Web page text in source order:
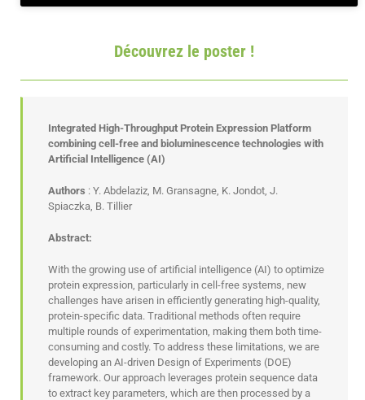
Découvrez le poster !
Integrated High-Throughput Protein Expression Platform
combining cell-free and bioluminescence technologies with
Artificial Intelligence (AI)
Authors : Y. Abdelaziz, M. Gransagne, K. Jondot, J.
Spiaczka, B. Tillier
Abstract:
With the growing use of artificial intelligence (AI) to optimize
protein expression, particularly in cell-free systems, new
challenges have arisen in efficiently generating high-quality,
protein-specific data. Traditional methods often require
multiple rounds of experimentation, making them both time-
consuming and costly. To address these limitations, we are
developing an AI-driven Design of Experiments (DOE)
framework. Our approach leverages protein sequence data
to extract key parameters, which are then processed by a